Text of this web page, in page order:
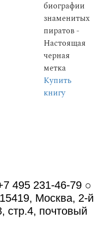
биографии
знаменитых
пиратов -
Настоящая
черная
метка
Купить
книгу
495 231-46-79 ○
Москва, 2-й
стр.4, почтовый